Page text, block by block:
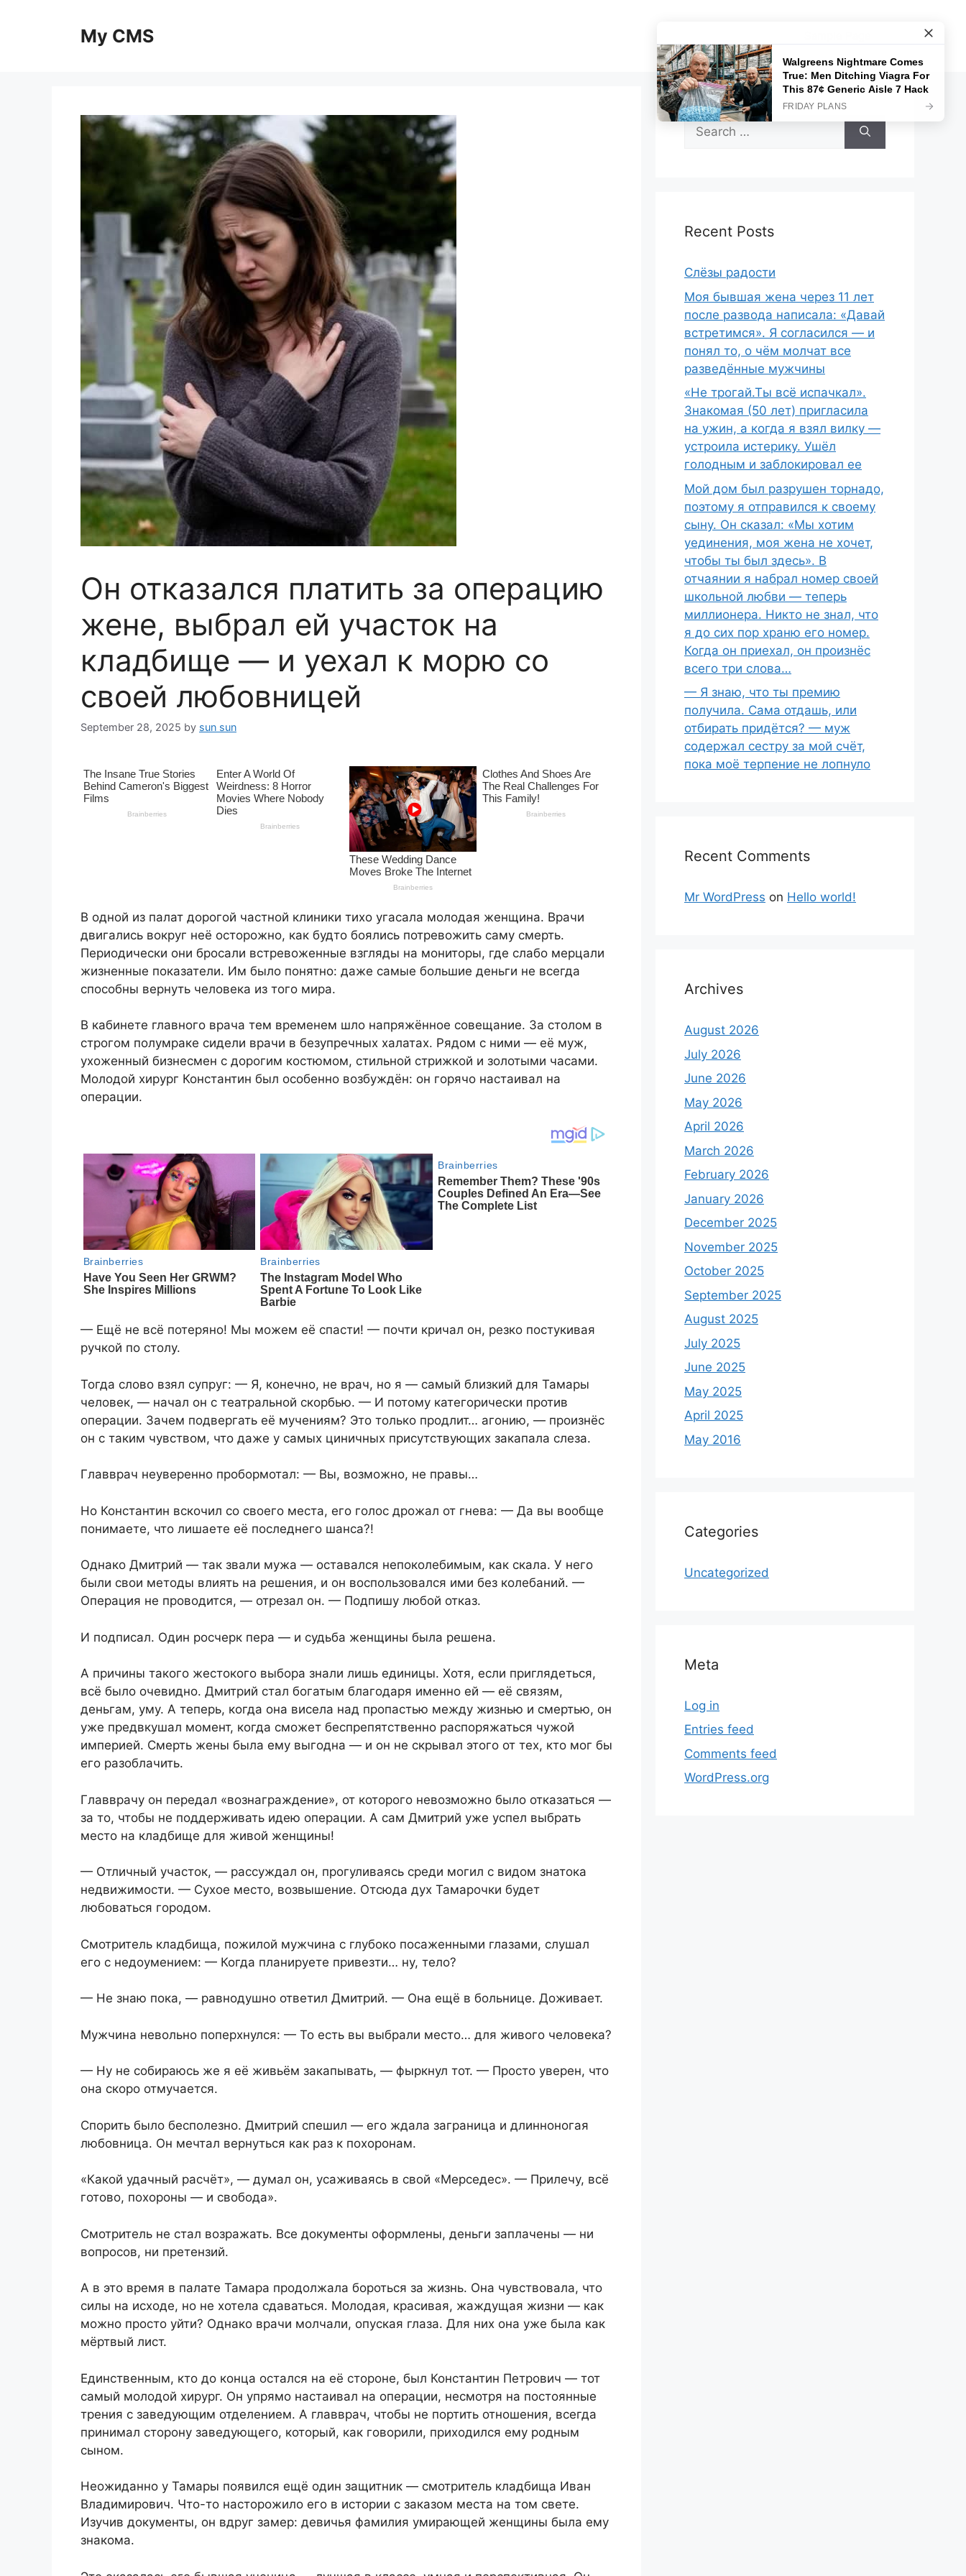
My CMS
Он отказался платить за операцию
жене, выбрал ей участок на
кладбище — и уехал к морю со
своей любовницей
September 28, 2025 by sun sun
В одной из палат дорогой частной клиники тихо угасала молодая женщина. Врачи
двигались вокруг неё осторожно, как будто боялись потревожить саму смерть.
Периодически они бросали встревоженные взгляды на мониторы, где слабо мерцали
жизненные показатели. Им было понятно: даже самые большие деньги не всегда
способны вернуть человека из того мира.
В кабинете главного врача тем временем шло напряжённое совещание. За столом в
строгом полумраке сидели врачи в безупречных халатах. Рядом с ними — её муж,
ухоженный бизнесмен с дорогим костюмом, стильной стрижкой и золотыми часами.
Молодой хирург Константин был особенно возбуждён: он горячо настаивал на
операции.
— Ещё не всё потеряно! Мы можем её спасти! — почти кричал он, резко постукивая
ручкой по столу.
Тогда слово взял супруг: — Я, конечно, не врач, но я — самый близкий для Тамары
человек, — начал он с театральной скорбью. — И потому категорически против
операции. Зачем подвергать её мучениям? Это только продлит… агонию, — произнёс
он с таким чувством, что даже у самых циничных присутствующих закапала слеза.
Главврач неуверенно пробормотал: — Вы, возможно, не правы…
Но Константин вскочил со своего места, его голос дрожал от гнева: — Да вы вообще
понимаете, что лишаете её последнего шанса?!
Однако Дмитрий — так звали мужа — оставался непоколебимым, как скала. У него
были свои методы влиять на решения, и он воспользовался ими без колебаний. —
Операция не проводится, — отрезал он. — Подпишу любой отказ.
И подписал. Один росчерк пера — и судьба женщины была решена.
А причины такого жестокого выбора знали лишь единицы. Хотя, если приглядеться,
всё было очевидно. Дмитрий стал богатым благодаря именно ей — её связям,
деньгам, уму. А теперь, когда она висела над пропастью между жизнью и смертью, он
уже предвкушал момент, когда сможет беспрепятственно распоряжаться чужой
империей. Смерть жены была ему выгодна — и он не скрывал этого от тех, кто мог бы
его разоблачить.
Главврачу он передал «вознаграждение», от которого невозможно было отказаться —
за то, чтобы не поддерживать идею операции. А сам Дмитрий уже успел выбрать
место на кладбище для живой женщины!
— Отличный участок, — рассуждал он, прогуливаясь среди могил с видом знатока
недвижимости. — Сухое место, возвышение. Отсюда дух Тамарочки будет
любоваться городом.
Смотритель кладбища, пожилой мужчина с глубоко посаженными глазами, слушал
его с недоумением: — Когда планируете привезти… ну, тело?
— Не знаю пока, — равнодушно ответил Дмитрий. — Она ещё в больнице. Доживает.
Мужчина невольно поперхнулся: — То есть вы выбрали место… для живого человека?
— Ну не собираюсь же я её живьём закапывать, — фыркнул тот. — Просто уверен, что
она скоро отмучается.
Спорить было бесполезно. Дмитрий спешил — его ждала заграница и длинноногая
любовница. Он мечтал вернуться как раз к похоронам.
«Какой удачный расчёт», — думал он, усаживаясь в свой «Мерседес». — Прилечу, всё
готово, похороны — и свобода».
Смотритель не стал возражать. Все документы оформлены, деньги заплачены — ни
вопросов, ни претензий.
А в это время в палате Тамара продолжала бороться за жизнь. Она чувствовала, что
силы на исходе, но не хотела сдаваться. Молодая, красивая, жаждущая жизни — как
можно просто уйти? Однако врачи молчали, опуская глаза. Для них она уже была как
мёртвый лист.
Единственным, кто до конца остался на её стороне, был Константин Петрович — тот
самый молодой хирург. Он упрямо настаивал на операции, несмотря на постоянные
трения с заведующим отделением. А главврач, чтобы не портить отношения, всегда
принимал сторону заведующего, который, как говорили, приходился ему родным
сыном.
Неожиданно у Тамары появился ещё один защитник — смотритель кладбища Иван
Владимирович. Что-то насторожило его в истории с заказом места на том свете.
Изучив документы, он вдруг замер: девичья фамилия умирающей женщины была ему
знакома.
Search
for:
Recent Posts
Слёзы радости
Моя бывшая жена через 11 лет
после развода написала: «Давай
встретимся». Я согласился — и
понял то, о чём молчат все
разведённые мужчины
«Не трогай.Ты всё испачкал».
Знакомая (50 лет) пригласила
на ужин, а когда я взял вилку —
устроила истерику. Ушёл
голодным и заблокировал ее
Мой дом был разрушен торнадо,
поэтому я отправился к своему
сыну. Он сказал: «Мы хотим
уединения, моя жена не хочет,
чтобы ты был здесь». В
отчаянии я набрал номер своей
школьной любви — теперь
миллионера. Никто не знал, что
я до сих пор храню его номер.
Когда он приехал, он произнёс
всего три слова…
— Я знаю, что ты премию
получила. Сама отдашь, или
отбирать придётся? — муж
содержал сестру за мой счёт,
пока моё терпение не лопнуло
Recent Comments
Mr WordPress on Hello world!
Archives
August 2026
July 2026
June 2026
May 2026
April 2026
March 2026
February 2026
January 2026
December 2025
November 2025
October 2025
September 2025
August 2025
July 2025
June 2025
May 2025
April 2025
May 2016
Categories
Uncategorized
Meta
Log in
Entries feed
Comments feed
WordPress.org